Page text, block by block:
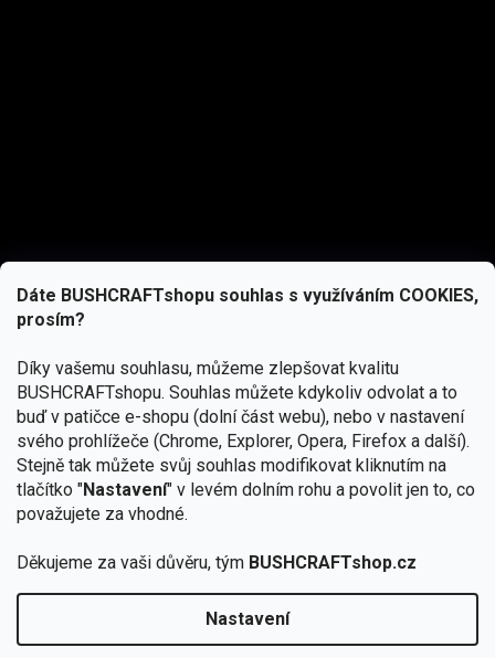
Dáte BUSHCRAFTshopu souhlas s využíváním COOKIES,
prosím?
Díky vašemu souhlasu, můžeme zlepšovat kvalitu
BUSHCRAFTshopu. Souhlas můžete kdykoliv odvolat a to
buď v patičce e-shopu (dolní část webu), nebo v nastavení
svého prohlížeče (Chrome, Explorer, Opera, Firefox a další).
Stejně tak můžete svůj souhlas modifikovat kliknutím na
tlačítko "Nastavení" v levém dolním rohu a povolit jen to, co
považujete za vhodné.
Děkujeme za vaši důvěru, tým BUSHCRAFTshop.cz
Nastavení
podmínkami ochrany osobních údajů
Copyright 2026BUSHCRAFTshop.cz. Všechna práva